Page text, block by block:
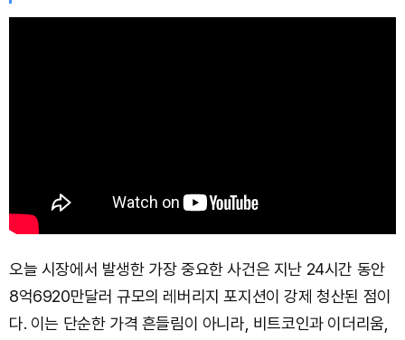
오늘 시장에서 발생한 가장 중요한 사건은 지난 24시간 동안
8억6920만달러 규모의 레버리지 포지션이 강제 청산된 점이
다. 이는 단순한 가격 흔들림이 아니라, 비트코인과 이더리움,